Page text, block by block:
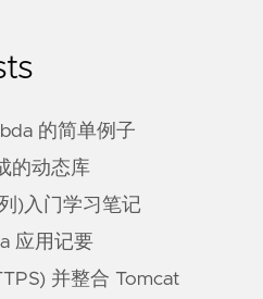
的简单例子
的动态库
)入门学习笔记
应用记要
并整合 Tomcat